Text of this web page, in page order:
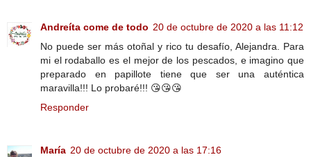
Andreíta come de todo 20 de octubre de 2020 a las 11:12
No puede ser más otoñal y rico tu desafío, Alejandra. Para
mi el rodaballo es el mejor de los pescados, e imagino que
preparado en papillote tiene que ser una auténtica
maravilla!!! Lo probaré!!! 😘😘😘
Responder
María 20 de octubre de 2020 a las 17:16